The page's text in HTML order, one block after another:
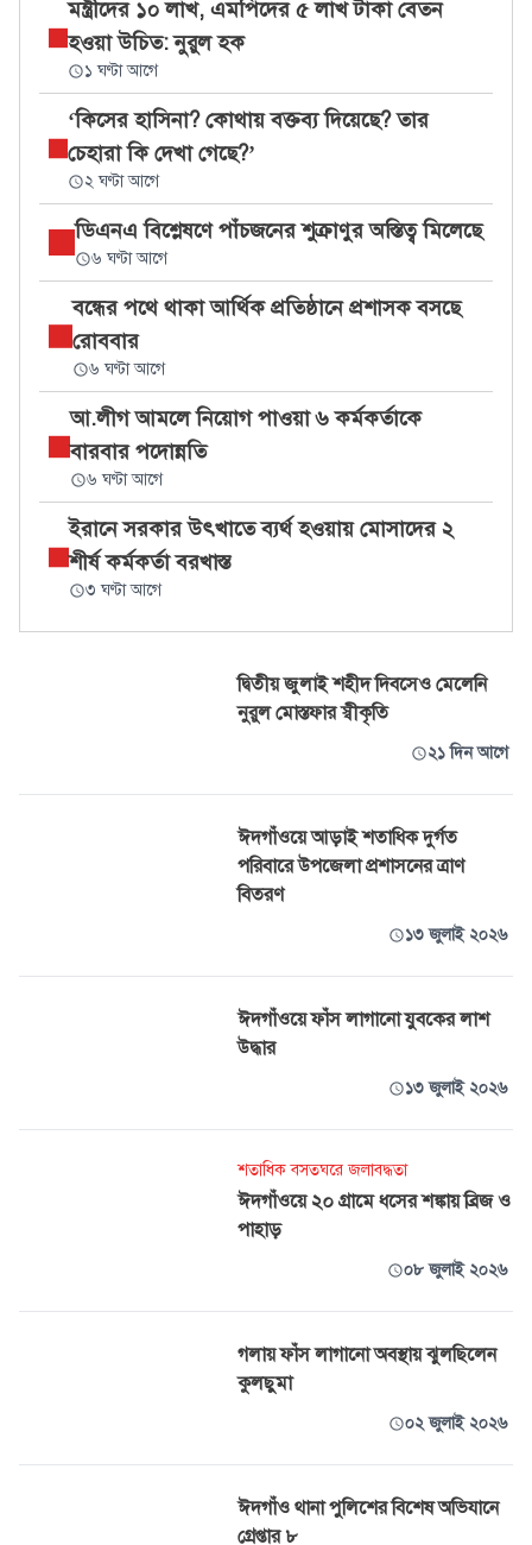
মন্ত্রীদের ১০ লাখ, এমপিদের ৫ লাখ টাকা বেতন
হওয়া উচিত: নুরুল হক
১ ঘণ্টা আগে
‘কিসের হাসিনা? কোথায় বক্তব্য দিয়েছে? তার
চেহারা কি দেখা গেছে?’
২ ঘণ্টা আগে
ডিএনএ বিশ্লেষণে পাঁচজনের শুক্রাণুর অস্তিত্ব মিলেছে
৬ ঘণ্টা আগে
বন্ধের পথে থাকা আর্থিক প্রতিষ্ঠানে প্রশাসক বসছে
রোববার
৬ ঘণ্টা আগে
আ.লীগ আমলে নিয়োগ পাওয়া ৬ কর্মকর্তাকে
বারবার পদোন্নতি
৬ ঘণ্টা আগে
ইরানে সরকার উৎখাতে ব্যর্থ হওয়ায় মোসাদের ২
শীর্ষ কর্মকর্তা বরখাস্ত
৩ ঘণ্টা আগে
দ্বিতীয় জুলাই শহীদ দিবসেও মেলেনি
নুরুল মোস্তফার স্বীকৃতি
২১ দিন আগে
ঈদগাঁওয়ে আড়াই শতাধিক দুর্গত
পরিবারে উপজেলা প্রশাসনের ত্রাণ
বিতরণ
১৩ জুলাই ২০২৬
ঈদগাঁওয়ে ফাঁস লাগানো যুবকের লাশ
উদ্ধার
১৩ জুলাই ২০২৬
শতাধিক বসতঘরে জলাবদ্ধতা
ঈদগাঁওয়ে ২০ গ্রামে ধসের শঙ্কায় ব্রিজ ও
পাহাড়
০৮ জুলাই ২০২৬
গলায় ফাঁস লাগানো অবস্থায় ঝুলছিলেন
কুলছুমা
০২ জুলাই ২০২৬
ঈদগাঁও থানা পুলিশের বিশেষ অভিযানে
গ্রেপ্তার ৮